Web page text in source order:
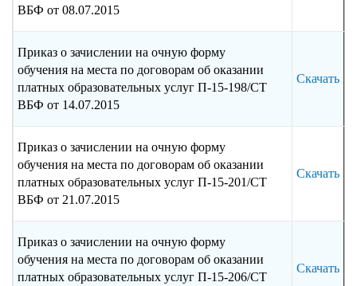
ВБФ от 08.07.2015
Приказ о зачислении на очную форму
обучения на места по договорам об оказании
платных образовательных услуг П-15-198/СТ
ВБФ от 14.07.2015
Скачать
Приказ о зачислении на очную форму
обучения на места по договорам об оказании
платных образовательных услуг П-15-201/СТ
ВБФ от 21.07.2015
Скачать
Приказ о зачислении на очную форму
обучения на места по договорам об оказании
платных образовательных услуг П-15-206/СТ
Скачать